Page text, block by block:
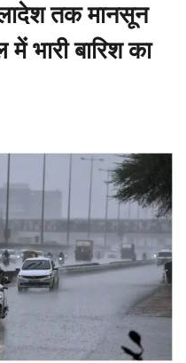
तक मानसून
भारी बारिश का